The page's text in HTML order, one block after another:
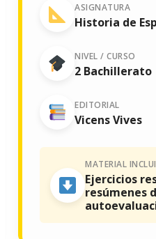
ASIGNATURA
Historia de
NIVEL / CURSO
2 Bachillerato
EDITORIAL
Vicens Vives
MATERIAL
Ejercicios
resúmenes